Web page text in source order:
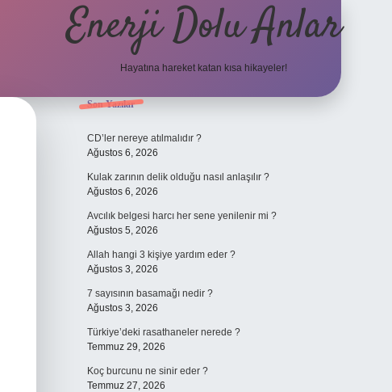
Enerji Dolu Anlar
Hayatına hareket katan kısa hikayeler!
Sidebar
Son Yazılar
CD’ler nereye atılmalıdır ?
Ağustos 6, 2026
Kulak zarının delik olduğu nasıl anlaşılır ?
Ağustos 6, 2026
Avcılık belgesi harcı her sene yenilenir mi ?
Ağustos 5, 2026
Allah hangi 3 kişiye yardım eder ?
Ağustos 3, 2026
7 sayısının basamağı nedir ?
Ağustos 3, 2026
Türkiye’deki rasathaneler nerede ?
Temmuz 29, 2026
Koç burcunu ne sinir eder ?
Temmuz 27, 2026